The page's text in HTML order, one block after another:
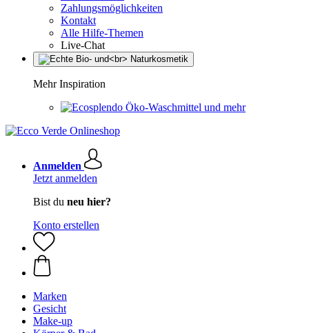
Zahlungsmöglichkeiten
Kontakt
Alle Hilfe-Themen
Live-Chat
Mehr Inspiration
Öko-Waschmittel und mehr
Anmelden
Jetzt anmelden
Bist du neu hier?
Konto erstellen
Marken
Gesicht
Make-up